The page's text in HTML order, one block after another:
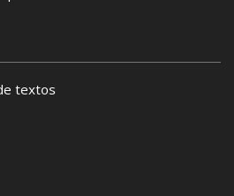
textos